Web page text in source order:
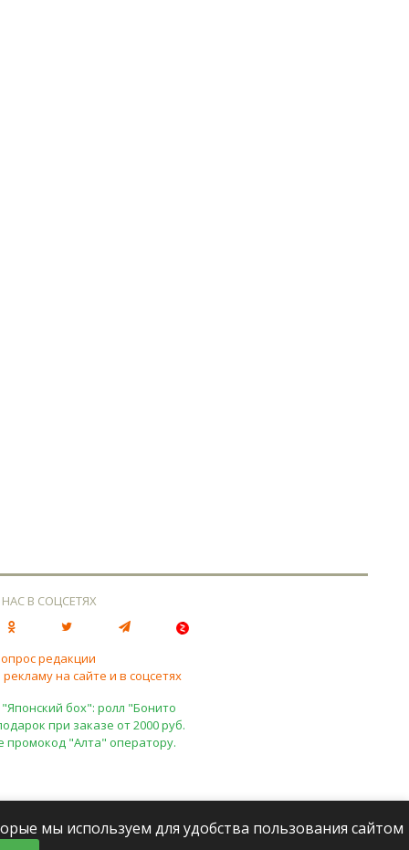
В СОЦСЕТЯХ
редакции
на сайте и в соцсетях
бох": ролл "Бонито
при заказе от 2000 руб.
промокод "Алта" оператору.
мы используем для удобства пользования сайтом